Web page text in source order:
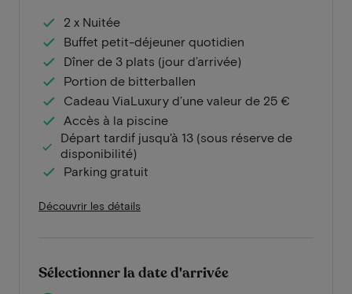
2 x Nuitée
Buffet petit-déjeuner quotidien
Dîner de 3 plats (jour d’arrivée)
Portion de bitterballen
Cadeau ViaLuxury d’une valeur de 25 €
Accès à la piscine
Départ tardif jusqu'à 13 (sous réserve de
disponibilité)
Parking gratuit
Découvrir les détails
Sélectionner la date d'arrivée